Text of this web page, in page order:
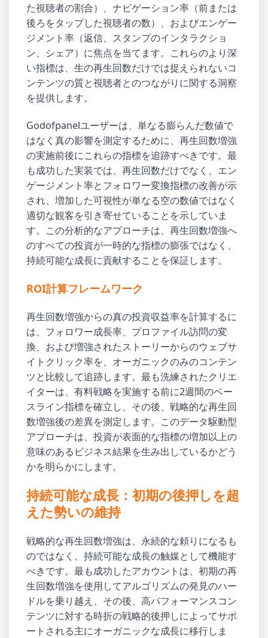
た視聴者の割合）、ナビゲーション率（前または
後ろをタップした視聴者の数）、およびエンゲー
ジメント率（返信、スタンプのインタラクショ
ン、シェア）に焦点を当てます。これらのより深
い指標は、生の再生回数だけでは捉えられないコ
ンテンツの質と視聴者とのつながりに関する洞察
を提供します。
Godofpanelユーザーは、単なる膨らんだ数値で
はなく真の影響を測定するために、再生回数増強
の実施前後にこれらの指標を追跡すべきです。最
も成功した実装では、再生回数だけでなく、エン
ゲージメント率とフォロワー変換指標の改善が示
され、増加した可視性が単なる空の数値ではなく
適切な観客を引き寄せていることを示していま
す。この分析的なアプローチは、再生回数増強へ
のすべての投資が一時的な指標の膨張ではなく、
持続可能な成長に貢献することを保証します。
ROI計算フレームワーク
再生回数増強からの真の投資収益率を計算するに
は、フォロワー成長率、プロファイル訪問の変
換、および増強されたストーリーからのウェブサ
イトクリック率を、オーガニックのみのコンテン
ツと比較して追跡します。最も洗練されたクリエ
イターは、有料戦略を実施する前に2週間のベー
スライン指標を確立し、その後、戦略的な再生回
数増強後の差異を測定します。このデータ駆動型
アプローチは、投資が表面的な指標の増加以上の
意味のあるビジネス結果を生み出しているかどう
かを明らかにします。
持続可能な成長：初期の後押しを超
えた勢いの維持
戦略的な再生回数増強は、永続的な頼りになるも
のではなく、持続可能な成長の触媒として機能す
べきです。最も成功したアカウントは、初期の再
生回数増強を使用してアルゴリズムの発見のハー
ドルを乗り越え、その後、高パフォーマンスコン
テンツに対する時折の戦略的後押しによってサポ
ートされる主にオーガニックな成長に移行しま